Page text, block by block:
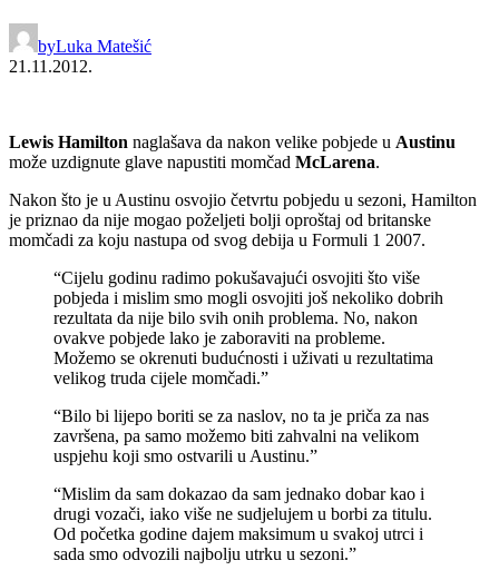
byLuka Matešić
21.11.2012.
Lewis Hamilton naglašava da nakon velike pobjede u Austinu
može uzdignute glave napustiti momčad McLarena.
Nakon što je u Austinu osvojio četvrtu pobjedu u sezoni, Hamilton
je priznao da nije mogao poželjeti bolji oproštaj od britanske
momčadi za koju nastupa od svog debija u Formuli 1 2007.
“Cijelu godinu radimo pokušavajući osvojiti što više
pobjeda i mislim smo mogli osvojiti još nekoliko dobrih
rezultata da nije bilo svih onih problema. No, nakon
ovakve pobjede lako je zaboraviti na probleme.
Možemo se okrenuti budućnosti i uživati u rezultatima
velikog truda cijele momčadi.”
“Bilo bi lijepo boriti se za naslov, no ta je priča za nas
završena, pa samo možemo biti zahvalni na velikom
uspjehu koji smo ostvarili u Austinu.”
“Mislim da sam dokazao da sam jednako dobar kao i
drugi vozači, iako više ne sudjelujem u borbi za titulu.
Od početka godine dajem maksimum u svakoj utrci i
sada smo odvozili najbolju utrku u sezoni.”